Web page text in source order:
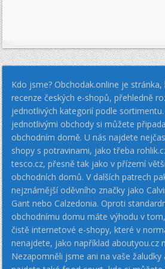
Kdo jsme? Obchodak.online je
recenze českých e-shopů, přehledně
jednotlivých kategorií podle
jednotlivými obchody si můžete
obchodním domě. U nás najdete
shopy s potravinami, jako třeba
tesco.cz, přesně tak jako v přízemí
obchodních domů. V dalších patrech
nejznámější oděvního značky jako
Gant nebo Calzedonia. Oproti
obchodnímu domu máte výhodu v
čistě internetové e-shopy, které v
nenajdete, jako například aboutyou.cz
Nezapomněli jsme ani na vaše